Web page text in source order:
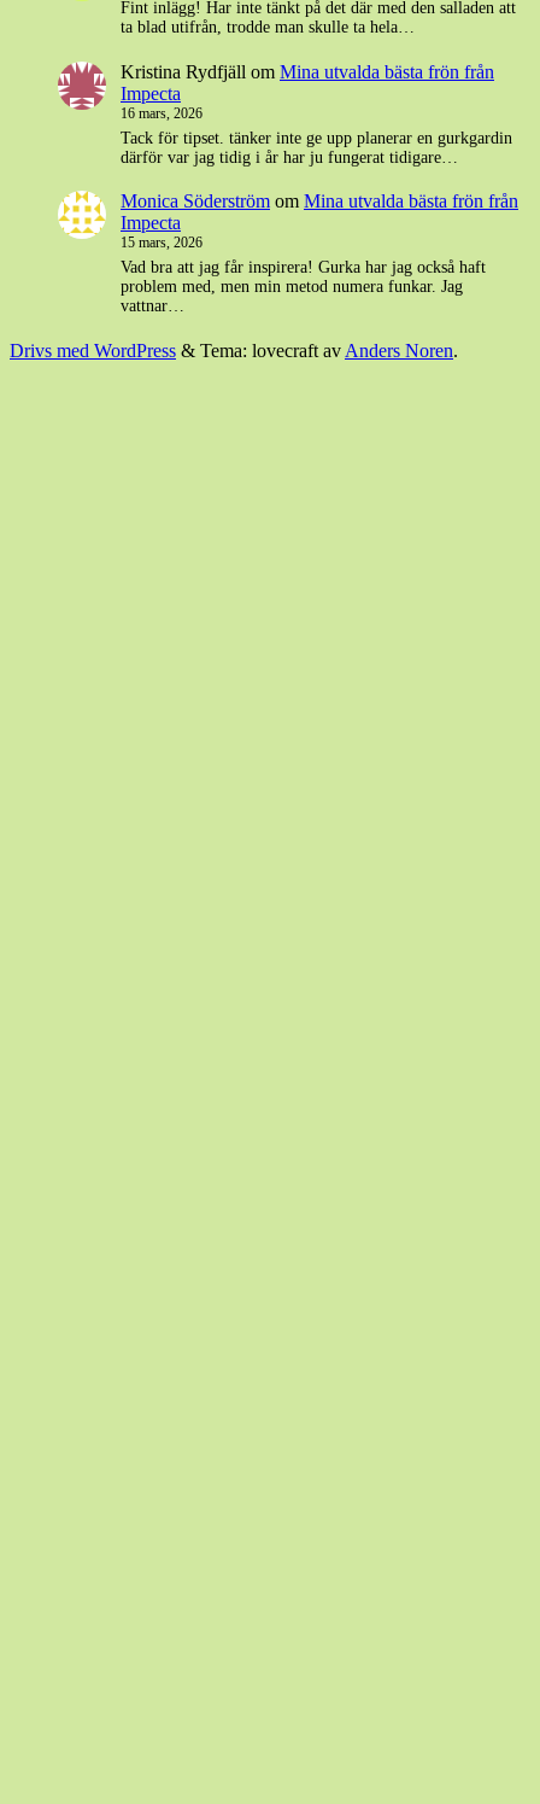
Fint inlägg! Har inte tänkt på det där med den salladen att
ta blad utifrån, trodde man skulle ta hela…
Kristina Rydfjäll om Mina utvalda bästa frön från
Impecta
16 mars, 2026
Tack för tipset. tänker inte ge upp planerar en gurkgardin
därför var jag tidig i år har ju fungerat tidigare…
Monica Söderström om Mina utvalda bästa frön från
Impecta
15 mars, 2026
Vad bra att jag får inspirera! Gurka har jag också haft
problem med, men min metod numera funkar. Jag
vattnar…
Drivs med WordPress & Tema: lovecraft av Anders Noren.